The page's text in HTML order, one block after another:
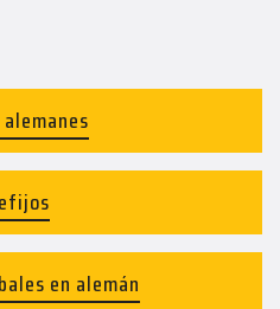
en alemán